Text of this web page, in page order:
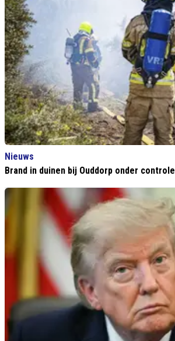
Nieuws
Brand in duinen bij Ouddorp onder controle